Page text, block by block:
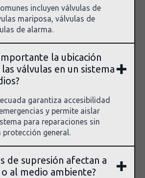
incluyen válvulas de
mariposa, válvulas de
de alarma.
la ubicación
válvulas en un sistema
garantiza accesibilidad
y permite aislar
para reparaciones sin
general.
de supresión afectan a
al medio ambiente?